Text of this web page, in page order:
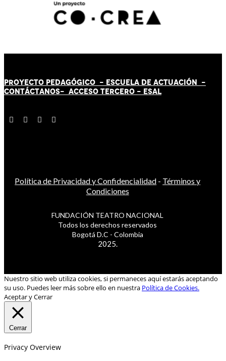
PROYECTO PEDAGÓGICO - ESCUELA DE ACTUACIÓN -
CONTÁCTANOS- ACCESO TERCERO - ESAL
Política de Privacidad y Confidencialidad - Términos y
Condiciones
FUNDACIÓN TEATRO NACIONAL
Todos los derechos reservados
Bogotá D.C - Colombia
2025.
Nuestro sitio web utiliza cookies, si permaneces aquí estarás aceptando
su uso. Puedes leer más sobre ello en nuestra Política de Cookies.
Aceptar y Cerrar
Cerrar
Privacy Overview